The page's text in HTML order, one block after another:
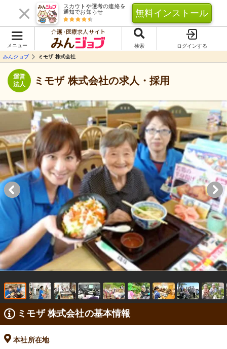
スカウトや選考の連絡を
通知でお知らせ
無料インストール
メニュー
介護･医療求人サイト
検索
ログインする
みんジョブ
ミモザ 株式会社
運営
法人
ミモザ 株式会社の求人・採用
ミモザ 株式会社の基本情報
本社所在地